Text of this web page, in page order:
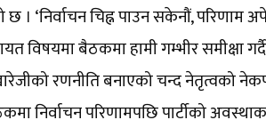
। ‘निर्वाचन चिह्न पाउन सकेनौं, परिणाम
विषयमा बैठकमा हामी गम्भीर समीक्षा
रणनीति बनाएको चन्द नेतृत्वको
निर्वाचन परिणामपछि पार्टीको